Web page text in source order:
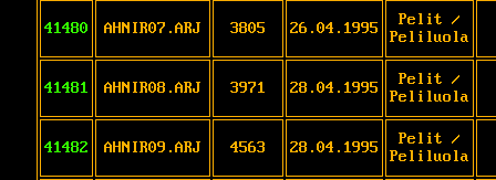
41480 AHNIR07.ARJ 3805 26.04.1995
Pelit /
Peliluola
41481 AHNIR08.ARJ 3971 28.04.1995
Pelit /
Peliluola
41482 AHNIR09.ARJ 4563 28.04.1995
Pelit /
Peliluola